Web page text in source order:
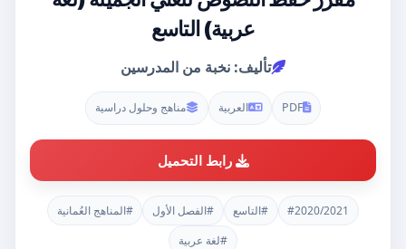
عربية) التاسع
تأليف: نخبة من المدرسين
PDF العربية مناهج وحلول دراسية
رابط التحميل
#2020/2021 #التاسع #الفصل الأول
#المناهج العُمانية
#لغة عربية